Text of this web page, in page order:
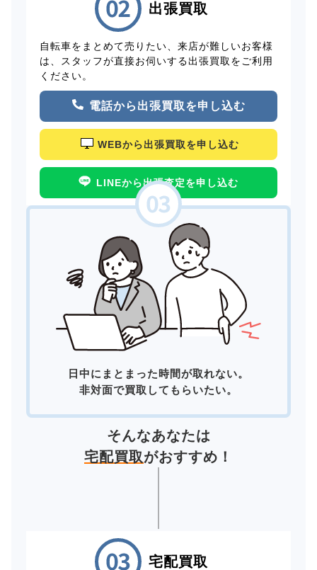
出張買取
自転車をまとめて売りたい、来店が難しいお客様
は、スタッフが直接お伺いする出張買取をご利用
ください。
電話から出張買取を申し込む
WEBから出張買取を申し込む
LINEから出張査定を申し込む
日中にまとまった時間が取れない。
非対面で買取してもらいたい。
そんなあなたは
宅配買取がおすすめ！
宅配買取